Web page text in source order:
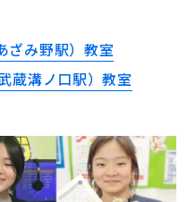
ざみ野駅）教室
蔵溝ノ口駅）教室